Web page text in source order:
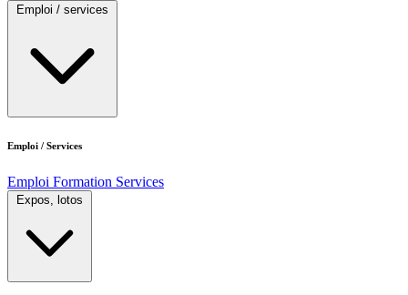
Emploi / services
Emploi / Services
Emploi Formation Services
Expos, lotos